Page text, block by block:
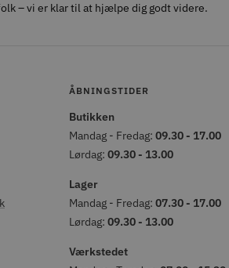
– vi er klar til at hjælpe dig godt videre.
ÅBNINGSTIDER
Butikken
Mandag - Fredag: 09.30 - 17.00
Lørdag: 09.30 - 13.00
Lager
Mandag - Fredag: 07.30 - 17.00
Lørdag: 09.30 - 13.00
Værkstedet